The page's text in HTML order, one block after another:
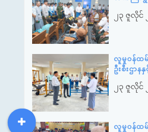
၂၃ ဇူလိုင်
လူမှုဝန်ထမ်
ဦးစီးဌာန
၂၃ ဇူလိုင်
လူမှုဝန်ထမ်